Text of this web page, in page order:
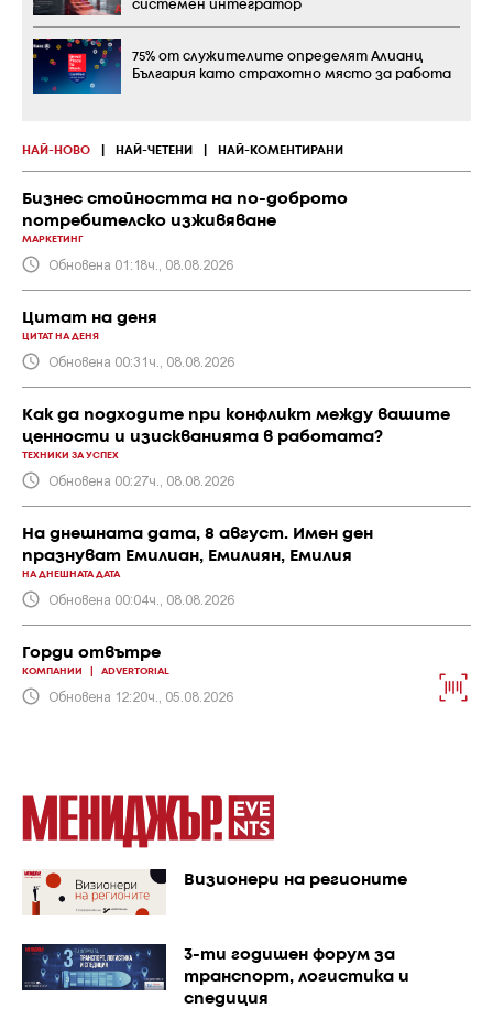
НАЙ-НОВО НАЙ-ЧЕТЕНИ НАЙ-КОМЕНТИРАНИ
Бизнес стойността на по-доброто
потребителско изживяване
МАРКЕТИНГ
Обновена 01:18ч., 08.08.2026
Цитат на деня
ЦИТАТ НА ДЕНЯ
Обновена 00:31ч., 08.08.2026
Как да подходите при конфликт между вашите
ценности и изискванията в работата?
ТЕХНИКИ ЗА УСПЕХ
Обновена 00:27ч., 08.08.2026
На днешната дата, 8 август. Имен ден
празнуват Емилиан, Емилиян, Емилия
НА ДНЕШНАТА ДАТА
Обновена 00:04ч., 08.08.2026
Горди отвътре
КОМПАНИИ ADVERTORIAL
Обновена 12:20ч., 05.08.2026
системен интегратор
75% от служителите определят Алианц
България като страхотно място за работа
Визионери на регионите
3-ти годишен форум за
транспорт, логистика и
спедиция